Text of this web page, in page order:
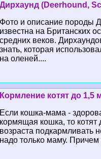
Дирхаунд (Deerhound,
Фото и описание породы
известна на Британских
средних веков.
знать, которая
на оленей....
Кормление котят до 1,5
Если кошка-мама -
кормящая кошка, то котят
возраста подкармливать
надо только маму. Причем